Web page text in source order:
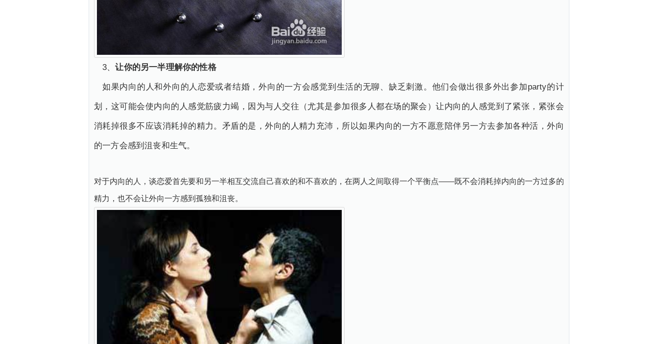
3、让你的另一半理解你的性格
如果内向的人和外向的人恋爱或者结婚，外向的一方会感觉到生活的无聊、缺乏刺激。他们会做出很多外出参加party的计
划，这可能会使内向的人感觉筋疲力竭，因为与人交往（尤其是参加很多人都在场的聚会）让内向的人感觉到了紧张，紧张会
消耗掉很多不应该消耗掉的精力。矛盾的是，外向的人精力充沛，所以如果内向的一方不愿意陪伴另一方去参加各种活，外向
的一方会感到沮丧和生气。
对于内向的人，谈恋爱首先要和另一半相互交流自己喜欢的和不喜欢的，在两人之间取得一个平衡点——既不会消耗掉内向的一方过多的
精力，也不会让外向一方感到孤独和沮丧。